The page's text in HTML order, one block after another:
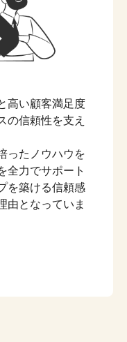
高い顧客満足度
の信頼性を支え
ったノウハウを
全力でサポート
を築ける信頼感
由となっていま